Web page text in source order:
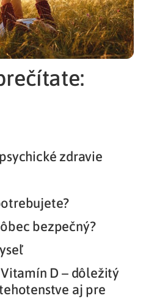
zdravie
bezpečný?
D – dôležitý
aj pre